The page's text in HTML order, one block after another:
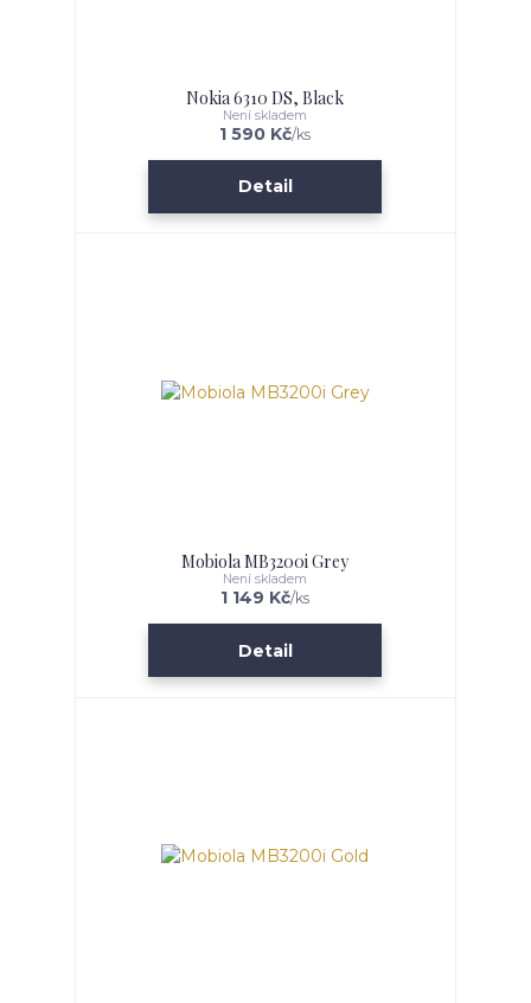
Nokia 6310 DS, Black
1 590 Kč/ks
Není skladem
Detail
Mobiola MB3200i Grey
1 149 Kč/ks
Není skladem
Detail